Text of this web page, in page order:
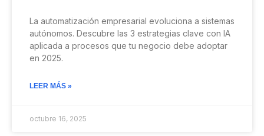
La automatización empresarial evoluciona a sistemas
autónomos. Descubre las 3 estrategias clave con IA
aplicada a procesos que tu negocio debe adoptar
en 2025.
LEER MÁS »
octubre 16, 2025